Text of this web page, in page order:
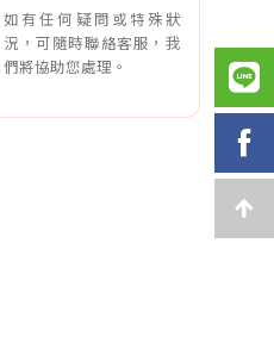
如有任何疑問或特殊狀
況，可隨時聯絡客服，我
們將協助您處理。